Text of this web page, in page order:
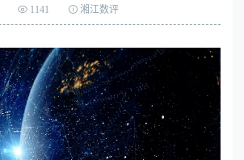
1141 湘江数评